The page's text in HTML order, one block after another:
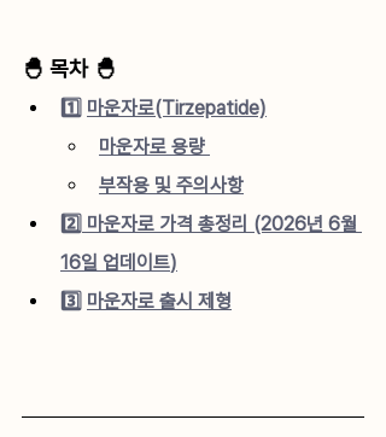
🐣 목차 🐣
1️⃣ 마운자로(Tirzepatide)
마운자로 용량
부작용 및 주의사항
2️⃣ 마운자로 가격 총정리 (2026년 6월
16일 업데이트)
3️⃣ 마운자로 출시 제형